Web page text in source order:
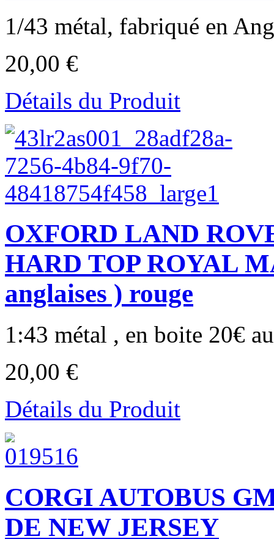
1/43 métal, fabriqué en
20,00 €
Détails du Produit
OXFORD LAND
HARD TOP ROYAL
anglaises ) rouge
1:43 métal , en boite 20€
20,00 €
Détails du Produit
CORGI AUTOBUS
DE NEW JERSEY